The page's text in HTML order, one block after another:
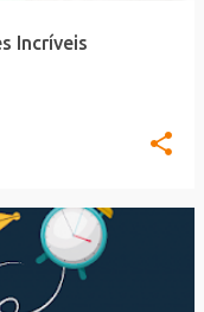
Incríveis